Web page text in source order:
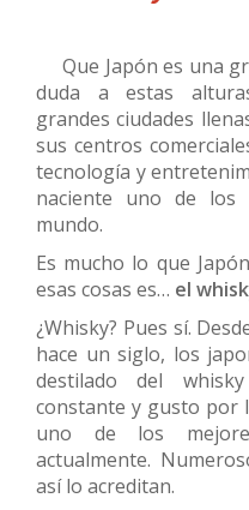
Que Japón es una
duda a estas
grandes ciudades
sus centros
tecnología y
naciente uno de los
mundo.
Es mucho lo que
esas cosas es… el
¿Whisky? Pues sí.
hace un siglo, los
destilado del
constante y gusto por
uno de los
actualmente.
así lo acreditan.